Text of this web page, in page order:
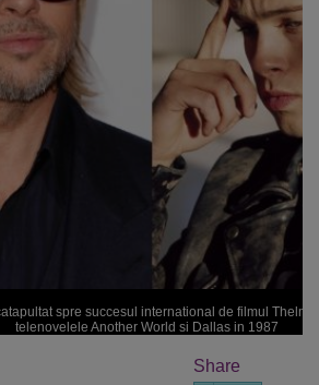
spre succesul international de filmul
telenovelele Another World si Dallas in 1987
Share